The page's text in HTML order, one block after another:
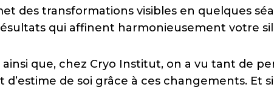
des transformations visibles en quelques
qui affinent harmonieusement votre
ainsi que, chez Cryo Institut, on a vu tant de
d’estime de soi grâce à ces changements. Et